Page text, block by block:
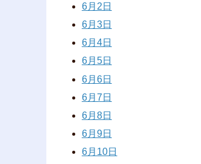
6月2日
6月3日
6月4日
6月5日
6月6日
6月7日
6月8日
6月9日
6月10日